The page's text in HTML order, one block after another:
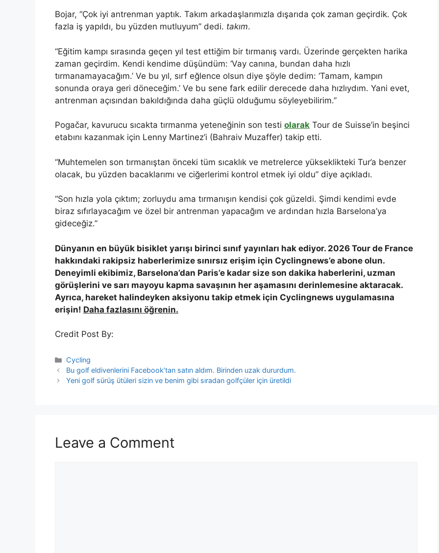
Bojar, “Çok iyi antrenman yaptık. Takım arkadaşlarımızla dışarıda çok zaman geçirdik. Çok
fazla iş yapıldı, bu yüzden mutluyum” dedi. takım.
“Eğitim kampı sırasında geçen yıl test ettiğim bir tırmanış vardı. Üzerinde gerçekten harika
zaman geçirdim. Kendi kendime düşündüm: ‘Vay canına, bundan daha hızlı
tırmanamayacağım.’ Ve bu yıl, sırf eğlence olsun diye şöyle dedim: ‘Tamam, kampın
sonunda oraya geri döneceğim.’ Ve bu sene fark edilir derecede daha hızlıydım. Yani evet,
antrenman açısından bakıldığında daha güçlü olduğumu söyleyebilirim.”
Pogačar, kavurucu sıcakta tırmanma yeteneğinin son testi olarak Tour de Suisse’in beşinci
etabını kazanmak için Lenny Martinez’i (Bahraiv Muzaffer) takip etti.
“Muhtemelen son tırmanıştan önceki tüm sıcaklık ve metrelerce yükseklikteki Tur’a benzer
olacak, bu yüzden bacaklarımı ve ciğerlerimi kontrol etmek iyi oldu” diye açıkladı.
“Son hızla yola çıktım; zorluydu ama tırmanışın kendisi çok güzeldi. Şimdi kendimi evde
biraz sıfırlayacağım ve özel bir antrenman yapacağım ve ardından hızla Barselona’ya
gideceğiz.”
Dünyanın en büyük bisiklet yarışı birinci sınıf yayınları hak ediyor. 2026 Tour de France
hakkındaki rakipsiz haberlerimize sınırsız erişim için Cyclingnews’e abone olun.
Deneyimli ekibimiz, Barselona’dan Paris’e kadar size son dakika haberlerini, uzman
görüşlerini ve sarı mayoyu kapma savaşının her aşamasını derinlemesine aktaracak.
Ayrıca, hareket halindeyken aksiyonu takip etmek için Cyclingnews uygulamasına
erişin! Daha fazlasını öğrenin.
Credit Post By:
Categories
Cycling
Bu golf eldivenlerini Facebook’tan satın aldım. Birinden uzak dururdum.
Yeni golf sürüş ütüleri sizin ve benim gibi sıradan golfçüler için üretildi
Leave a Comment